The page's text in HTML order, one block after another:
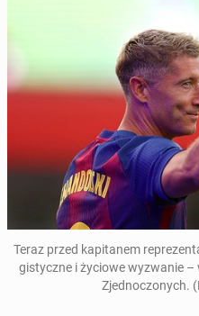
Teraz przed kap­i­tanem
gisty­czne i życiowe wyzwanie
Zjed­noc­zonych.